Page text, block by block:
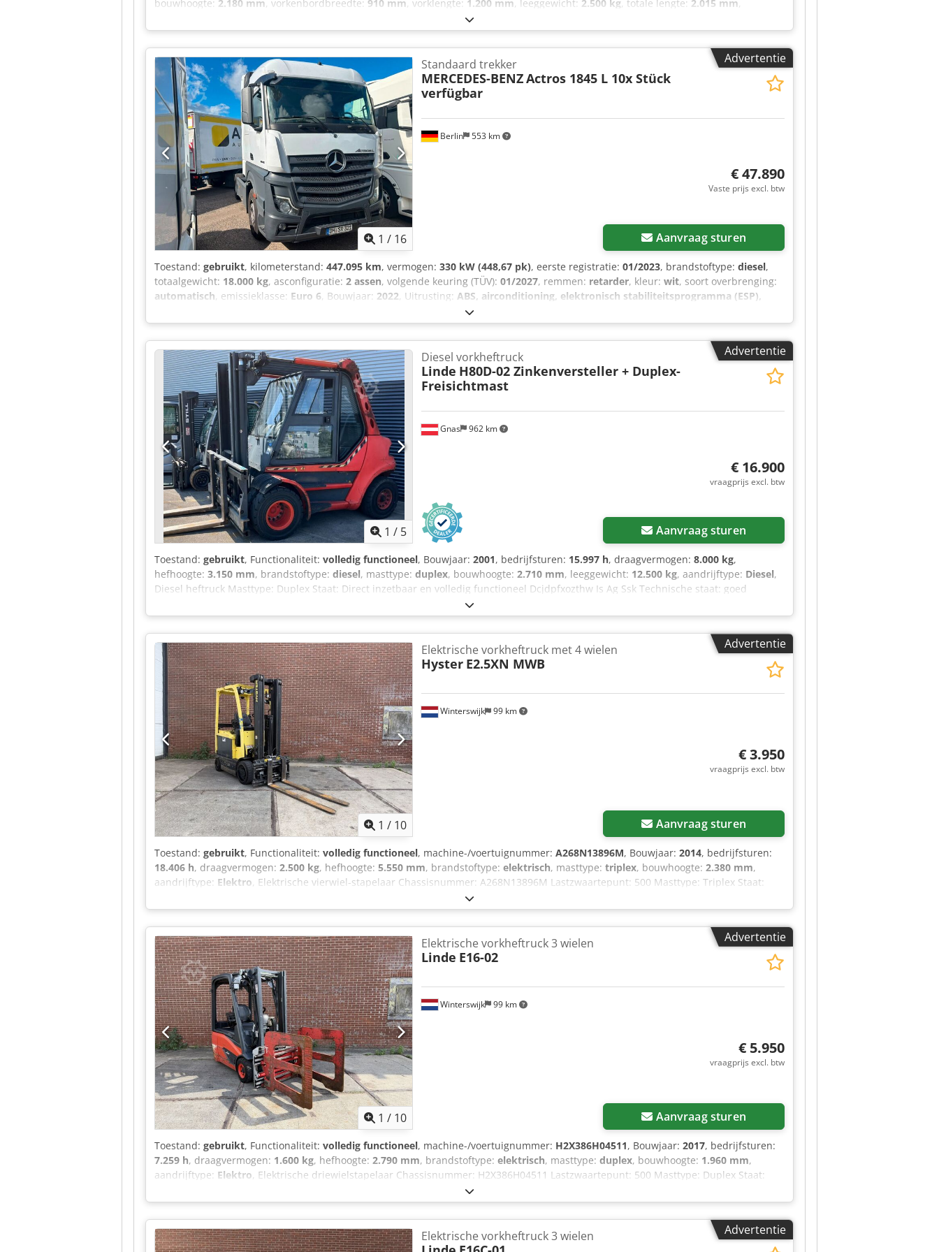
bouwhoogte: 2.180 mm, vorkenbordbreedte: 910 mm, vorklengte: 1.200 mm, leeggewicht: 2.500 kg, totale lengte: 2.015 mm,
, Elektrische driewielige stapelaar Chassisnummer: K160B10011R Lastzwaartepunt: 500
Vorke breedte: 100 mm Vorke dikte: 50 mm Dcedpfx Aezthxfeg Sjk ISO-klasse: ISO-klasse 2 = 1.000 - 2.500 kg Masttype: Triplex Staat:
Klaar voor gebruik en volledig functioneel Technische staat: goed Voorband type: Superelastiek Voorband maat: 18x7-8 Voorband
staat: 80 - 100% Achterband type: Superelastiek Achterband maat: 15x4.5-8/3.0 Achterband staat: 80 - 100% Batterij voltage: 48V
Batterij Ah: 625Ah Batterij fabrikant: Hoppecke Aquamatic (EQ 300284025) Batterij type: PzS Batterij bouwjaar: 2020 Batterij staat: 80 -
100% Beschrijving: TouchPoint-minihefboom hydraulische bedieningselementen, richtinghendel geïntegreerd in de armleuning,
dubbele zijspiegels, handgreep voor achteruitrijden inclusief claxon, gele knipperlicht, Blue Spot achter,
achteruitwaarschuwingssignaal, batterijcompartiment: 750 mm DIN, zijdelingse toegang (met vorkbeugels) Zijdelingse
vorkverschuiving, 3e hydraulische leiding, werkverlichting achter, werkverlichting voor, volledig vrij heffen, CE-certificaat,
veiligheidslicht, binnenspiegel, rondomlopend waarschuwingslicht, LED,
Advertentie
1 / 16
Berlin 553 km
Standaard trekker
MERCEDES-BENZActros 1845 L 10x Stück
verfügbar
€ 47.890
Vaste prijs excl. btw
Aanvraag sturen
Toestand: gebruikt, kilometerstand: 447.095 km, vermogen: 330 kW (448,67 pk), eerste registratie: 01/2023, brandstoftype: diesel,
totaalgewicht: 18.000 kg, asconfiguratie: 2 assen, volgende keuring (TÜV): 01/2027, remmen: retarder, kleur: wit, soort overbrenging:
automatisch, emissieklasse: Euro 6, Bouwjaar: 2022, Uitrusting: ABS, airconditioning, elektronisch stabiliteitsprogramma (ESP),
, Hartelijk dank voor uw interesse in een van onze voertuigen. Wij, ALLROUND Autovermietung GmbH, bieden u een
goed onderhouden voertuig aan voor verkoop. Indien u interesse heeft in dit voertuig, kunt u ons telefonisch of per e-mail bereiken
om een afspraak voor een bezichtiging te maken. De voertuigen staan niet altijd direct op ons terrein. Mercedes-Benz OnRoadService
Brandstoftank 570 l, links, 650 x 700 x 1450 mm, aluminium AdBlue-tank 60 l, links Luidsprekers, 2-wegssysteem Navigatiesysteem
FleetBoard Eco Support Interface, vlootbeheersysteem FMS Voorbereiding voor tolregistratie Voorbereiding CB-radio, 12 V, DIN-
aansluiting Aansluitpunt 12 V/15 A, voor extra verbruikers Extra stopcontact 12 V/15 A, passagiersvoetruimte Stopcontact 24 V/15 A,
passagiersvoetruimte (standaard) Schakelaar nachtrijverlichting Schakelaar MirrorCam, bij het bed Omgevingsverlichting Extra
verwarming op warm water, cabine Restwarmtebenutting Bekerhouder Koelkast, in lade, onder het bed Persluchtaansluiting, in de
cabine Kabelbediening voor luchtvering Aanhangerstekker 24 V, 15-polig Adapter, 15-polig naar 2x7-polige stekker LED-
dagrijverlichting Aandachtsassistent Automatische dim- en knipperlichtfunctie Afslagassistent Active Brake Assist 5 (standaard)
Veiligheidspakket Comfortpakket Economy-pakket Cruisecontrol Djdpfxozthw Ue Ag Seck Het voertuig bevindt zich in ons externe
magazijn, neem daarom contact met ons op voor een bezichtiging. Hartelijk dank! Wijzigingen in prijs, typefouten en vergissingen
voorbehouden, evenals tussenverkoop.
Advertentie
1 / 5
Gnas 962 km
Diesel vorkheftruck
Linde H80D-02 Zinkenversteller + Duplex-
Freisichtmast
€ 16.900
vraagprijs excl. btw
Aanvraag sturen
Toestand: gebruikt, Functionaliteit: volledig functioneel, Bouwjaar: 2001, bedrijfsturen: 15.997 h, draagvermogen: 8.000 kg,
hefhoogte: 3.150 mm, brandstoftype: diesel, masttype: duplex, bouwhoogte: 2.710 mm, leeggewicht: 12.500 kg, aandrijftype: Diesel,
Diesel heftruck Masttype: Duplex Staat: Direct inzetbaar en volledig functioneel Dcjdpfxozthw Is Ag Ssk Technische staat: goed
Voorbanden type: Volrubber Achterbanden type: Volrubber Beschrijving: Diesel heftruck LINDE H80D. Draagvermogen: [waarde niet
vermeld]. Bouwjaar 2001. 15.997 bedrijfsuren volgens de teller. Vorkenversteller. Zijschuiver. Duplex vrijzichtmast. Bouwhoogte 2,71
m. Hefhoogte 3,15 m. 6-cilinder DEUTZ-dieselmotor met turbo. Goede banden. Dubbele banden. Volledige cabine. Vorklengte 1,80 m.
Alles mechanisch. Zijschuiver, vorkenversteller, 3e ventiel, achteruitrijlicht, vooruitrijlicht, verwarming, volledige cabine. Advertentie
1 / 10
Winterswijk 99 km
Elektrische vorkheftruck met 4 wielen
Hyster E2.5XN MWB
€ 3.950
vraagprijs excl. btw
Aanvraag sturen
Toestand: gebruikt, Functionaliteit: volledig functioneel, machine-/voertuignummer: A268N13896M, Bouwjaar: 2014, bedrijfsturen:
18.406 h, draagvermogen: 2.500 kg, hefhoogte: 5.550 mm, brandstoftype: elektrisch, masttype: triplex, bouwhoogte: 2.380 mm,
aandrijftype: Elektro, Elektrische vierwiel-stapelaar Chassisnummer: A268N13896M Lastzwaartepunt: 500 Masttype: Triplex Staat:
Direct inzetbaar en volledig functioneel Technische staat: goed Voorbanden, type: Superelastisch Achterbanden, type: Superelastisch
Batterij, spanning: 80V Zijdelingse verschuiving, vorkverstelmechanisme, Djdpfx Aozthvkjg Sock 3e hydraulische leiding, 4e
hydraulische leiding, binnenspiegel.
Advertentie
1 / 10
Winterswijk 99 km
Elektrische vorkheftruck 3 wielen
Linde E16-02
€ 5.950
vraagprijs excl. btw
Aanvraag sturen
Toestand: gebruikt, Functionaliteit: volledig functioneel, machine-/voertuignummer: H2X386H04511, Bouwjaar: 2017, bedrijfsturen:
7.259 h, draagvermogen: 1.600 kg, hefhoogte: 2.790 mm, brandstoftype: elektrisch, masttype: duplex, bouwhoogte: 1.960 mm,
aandrijftype: Elektro, Elektrische driewielstapelaar Chassisnummer: H2X386H04511 Lastzwaartepunt: 500 Masttype: Duplex Staat:
Direct inzetbaar en volledig operationeel Technische staat: goed Voorbanden, type: Superelastiek Achterbanden, type: Superelastiek
Batterij, spanning: 48V Vatklem, Dsdozthvdepfx Ag Sjck 3e ventiel, 4e ventiel, binnenspiegel, driewieler
Advertentie
Elektrische vorkheftruck 3 wielen